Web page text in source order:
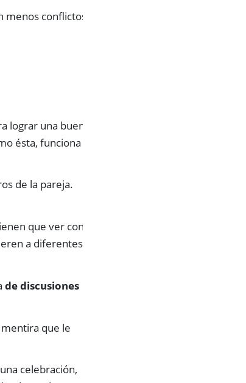
menos conflictos
lograr una buena
ésta, funciona
de la pareja.
que ver con
a diferentes
de discusiones
que le
celebración,